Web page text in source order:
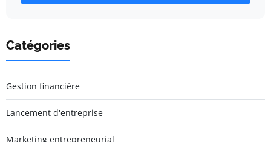
Catégories
Gestion financière
Lancement d'entreprise
Marketing entrepreneurial